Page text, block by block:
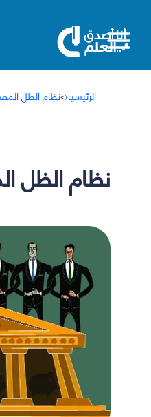
الرئيسية>نظام الظل
نظام الظل